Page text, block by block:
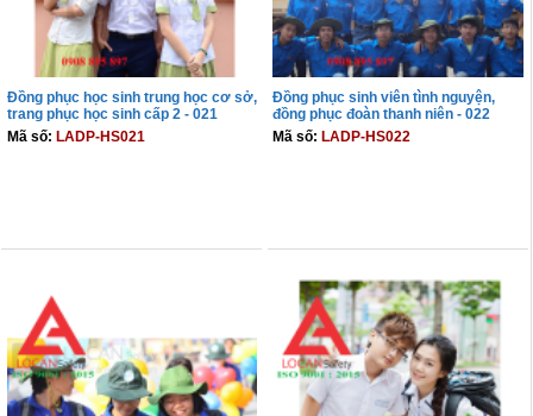
Đồng phục học sinh trung học cơ sở,
trang phục học sinh cấp 2 - 021
Mã số: LADP-HS021
Đồng phục sinh viên tình nguyện,
đồng phục đoàn thanh niên - 022
Mã số: LADP-HS022